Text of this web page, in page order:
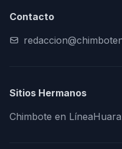
Contacto
Sitios Hermanos
Chimbote en Línea